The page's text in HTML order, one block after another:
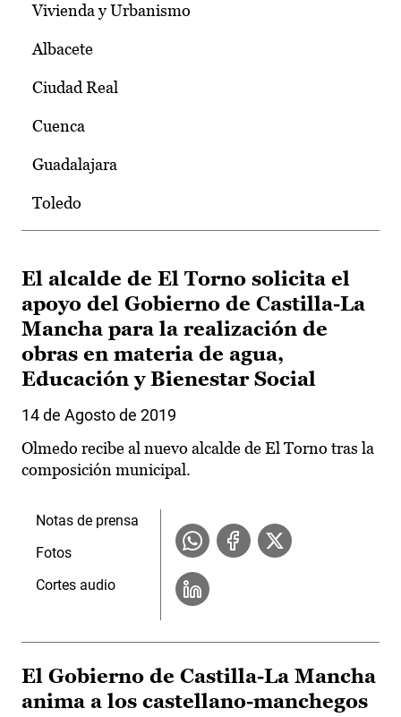
Vivienda y Urbanismo
Albacete
Ciudad Real
Cuenca
Guadalajara
Toledo
El alcalde de El Torno solicita el
apoyo del Gobierno de Castilla-La
Mancha para la realización de
obras en materia de agua,
Educación y Bienestar Social
14 de Agosto de 2019
Olmedo recibe al nuevo alcalde de El Torno tras la
composición municipal.
Notas de prensa
Fotos
Cortes audio
El Gobierno de Castilla-La Mancha
anima a los castellano-manchegos